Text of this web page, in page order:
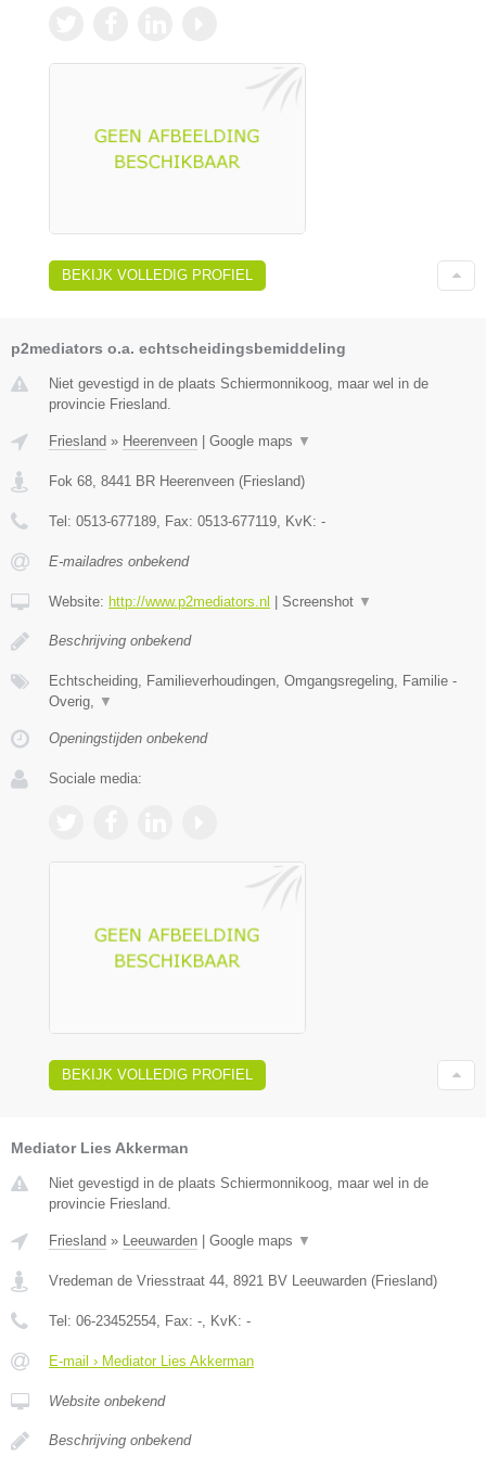
BEKIJK VOLLEDIG PROFIEL
p2mediators o.a. echtscheidingsbemiddeling
Niet gevestigd in de plaats Schiermonnikoog, maar wel in de
provincie Friesland.
Friesland » Heerenveen Google maps ▼
Fok 68, 8441 BR Heerenveen (Friesland)
Tel: 0513-677189, Fax: 0513-677119, KvK: -
E-mailadres onbekend
Website: http://www.p2mediators.nl Screenshot ▼
Beschrijving onbekend
Echtscheiding, Familieverhoudingen, Omgangsregeling, Familie -
Overig, ▼
Openingstijden onbekend
Sociale media:
BEKIJK VOLLEDIG PROFIEL
Mediator Lies Akkerman
Niet gevestigd in de plaats Schiermonnikoog, maar wel in de
provincie Friesland.
Friesland » Leeuwarden Google maps ▼
Vredeman de Vriesstraat 44, 8921 BV Leeuwarden (Friesland)
Tel: 06-23452554, Fax: -, KvK: -
E-mail › Mediator Lies Akkerman
Website onbekend
Beschrijving onbekend